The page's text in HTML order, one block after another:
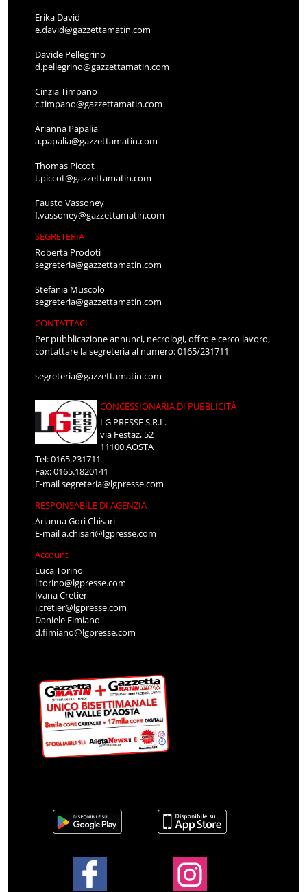
Erika David
e.david@gazzettamatin.com
Davide Pellegrino
d.pellegrino@gazzettamatin.com
Cinzia Timpano
c.timpano@gazzettamatin.com
Arianna Papalia
a.papalia@gazzettamatin.com
Thomas Piccot
t.piccot@gazzettamatin.com
Fausto Vassoney
f.vassoney@gazzettamatin.com
SEGRETERIA
Roberta Prodoti
segreteria@gazzettamatin.com
Stefania Muscolo
segreteria@gazzettamatin.com
CONTATTACI
Per pubblicazione annunci, necrologi, offro e cerco lavoro,
contattare la segreteria al numero: 0165/231711
segreteria@gazzettamatin.com
CONCESSIONARIA DI PUBBLICITÀ
LG PRESSE S.R.L.
via Festaz, 52
11100 AOSTA
Tel: 0165.231711
Fax: 0165.1820141
E-mailsegreteria@lgpresse.com
RESPONSABILE DI AGENZIA
Arianna Gori Chisari
E-maila.chisari@lgpresse.com
Account
Luca Torino
l.torino@lgpresse.com
Ivana Cretier
i.cretier@lgpresse.com
Daniele Fimiano
d.fimiano@lgpresse.com